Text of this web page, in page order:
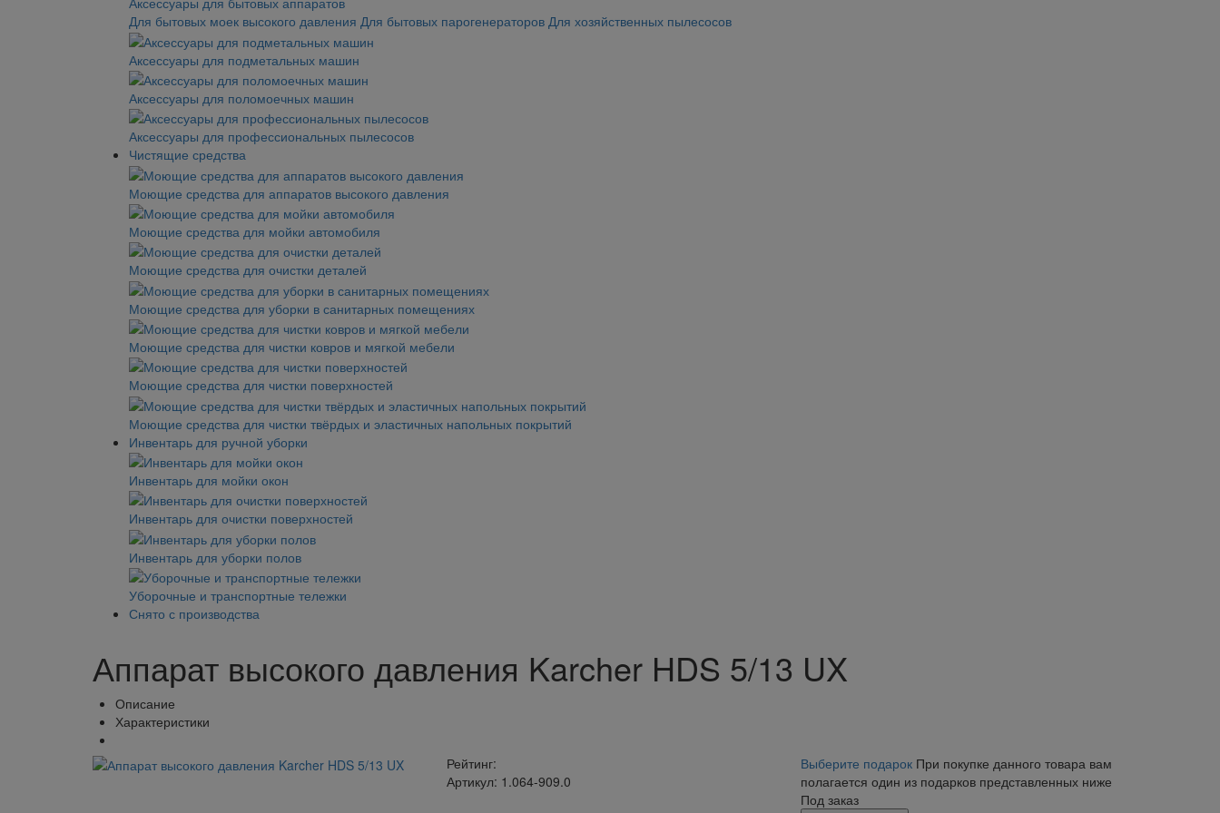
Для бытовых моек высокого давления Для бытовых парогенераторов Для хозяйственных пылесосов
Аксессуары для подметальных машин
Аксессуары для поломоечных машин
Аксессуары для профессиональных пылесосов
Чистящие средства
Моющие средства для аппаратов высокого давления
Моющие средства для мойки автомобиля
Моющие средства для очистки деталей
Моющие средства для уборки в санитарных помещениях
Моющие средства для чистки ковров и мягкой мебели
Моющие средства для чистки поверхностей
Моющие средства для чистки твёрдых и эластичных напольных покрытий
Инвентарь для ручной уборки
Инвентарь для мойки окон
Инвентарь для очистки поверхностей
Инвентарь для уборки полов
Уборочные и транспортные тележки
Снято с производства
Аппарат высокого давления Karcher HDS 5/13 UX
Описание
Характеристики
Рейтинг:
Артикул: 1.064-909.0
Выберите подарок При покупке данного товара вам
полагается один из подарков представленных ниже
Под заказ